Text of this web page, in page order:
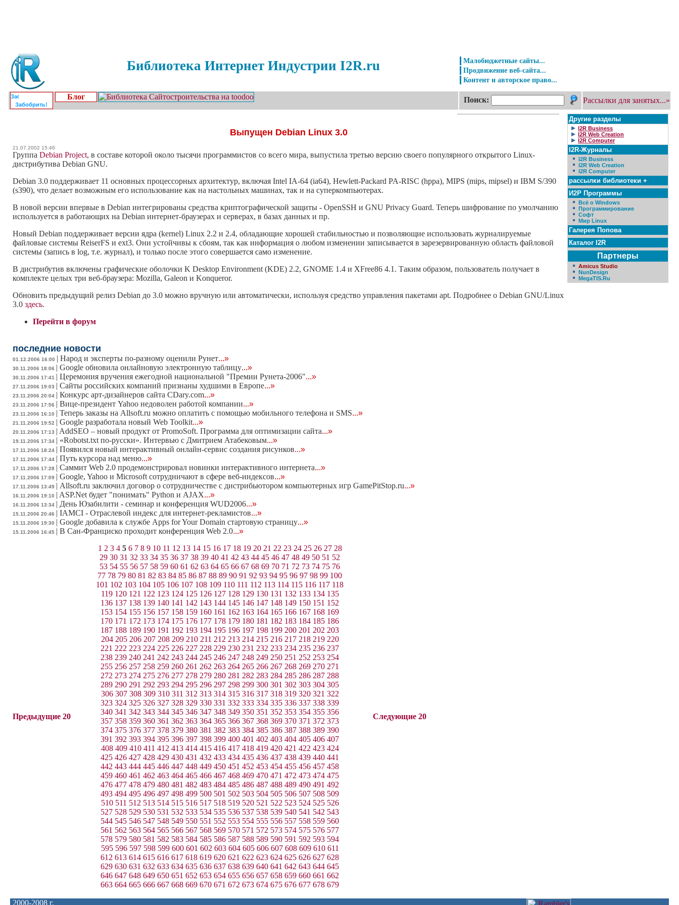
Библиотека Интернет Индустрии I2R.ru
Малобюджетные сайты...
Продвижение веб-сайта...
Контент и авторское право...
Забобрить!
Блог Поиск: Рассылки для занятых...»
Выпущен Debian Linux 3.0
21.07.2002 15:46
Группа Debian Project, в составе которой около тысячи программистов со всего мира, выпустила третью версию своего популярного открытого Linux-
дистрибутива Debian GNU.
Debian 3.0 поддерживает 11 основных процессорных архитектур, включая Intel IA-64 (ia64), Hewlett-Packard PA-RISC (hppa), MIPS (mips, mipsel) и IBM S/390
(s390), что делает возможным его использование как на настольных машинах, так и на суперкомпьютерах.
В новой версии впервые в Debian интегрированы средства криптографической защиты - OpenSSH и GNU Privacy Guard. Теперь шифрование по умолчанию
используется в работающих на Debian интернет-браузерах и серверах, в базах данных и пр.
Новый Debian поддерживает версии ядра (kernel) Linux 2.2 и 2.4, обладающие хорошей стабильностью и позволяющие использовать журналируемые
файловые системы ReiserFS и ext3. Они устойчивы к сбоям, так как информация о любом изменении записывается в зарезервированную область файловой
системы (запись в log, т.е. журнал), и только после этого совершается само изменение.
В дистрибутив включены графические оболочки K Desktop Environment (KDE) 2.2, GNOME 1.4 и XFree86 4.1. Таким образом, пользователь получает в
комплекте целых три веб-браузера: Mozilla, Galeon и Konqueror.
Обновить предыдущий релиз Debian до 3.0 можно вручную или автоматически, используя средство управления пакетами apt. Подробнее о Debian GNU/Linux
3.0 здесь.
Перейти в форум
последние новости
01.12.2006 16:00 | Народ и эксперты по-разному оценили Рунет...»
30.11.2006 18:06 | Google обновила онлайновую электронную таблицу...»
30.11.2006 17:41 | Церемония вручения ежегодной национальной "Премии Рунета-2006"...»
27.11.2006 19:03 | Сайты российских компаний признаны худшими в Европе...»
23.11.2006 20:04 | Конкурс арт-дизайнеров сайта CDary.com...»
23.11.2006 17:56 | Вице-президент Yahoo недоволен работой компании...»
23.11.2006 16:10 | Теперь заказы на Allsoft.ru можно оплатить с помощью мобильного телефона и SMS...»
21.11.2006 19:52 | Google разработала новый Web Toolkit...»
20.11.2006 17:13 | AddSEO – новый продукт от PromoSoft. Программа для оптимизации сайта...»
19.11.2006 17:34 | «Robotst.txt по-русски». Интервью с Дмитрием Атабековым...»
17.11.2006 18:24 | Появился новый интерактивный онлайн-сервис создания рисунков...»
17.11.2006 17:44 | Путь курсора над меню...»
17.11.2006 17:28 | Саммит Web 2.0 продемонстрировал новинки интерактивного интернета...»
17.11.2006 17:09 | Google, Yahoo и Microsoft сотрудничают в сфере веб-индексов...»
17.11.2006 13:49 | Allsoft.ru заключил договор о сотрудничестве с дистрибьютором компьютерных игр GamePitStop.ru...»
16.11.2006 19:10 | ASP.Net будет "понимать" Python и AJAX...»
16.11.2006 13:34 | День Юзабилити - семинар и конференция WUD2006...»
15.11.2006 20:46 | IAMCI - Отраслевой индекс для интернет-рекламистов...»
15.11.2006 19:30 | Google добавила к службе Apps for Your Domain стартовую страницу...»
15.11.2006 16:45 | В Сан-Франциско проходит конференция Web 2.0...»
Предыдущие 20
1 2 3 4 5 6 7 8 9 10 11 12 13 14 15 16 17 18 19 20 21 22 23 24 25 26 27 28
29 30 31 32 33 34 35 36 37 38 39 40 41 42 43 44 45 46 47 48 49 50 51 52
53 54 55 56 57 58 59 60 61 62 63 64 65 66 67 68 69 70 71 72 73 74 75 76
77 78 79 80 81 82 83 84 85 86 87 88 89 90 91 92 93 94 95 96 97 98 99 100
101 102 103 104 105 106 107 108 109 110 111 112 113 114 115 116 117 118
119 120 121 122 123 124 125 126 127 128 129 130 131 132 133 134 135
136 137 138 139 140 141 142 143 144 145 146 147 148 149 150 151 152
153 154 155 156 157 158 159 160 161 162 163 164 165 166 167 168 169
170 171 172 173 174 175 176 177 178 179 180 181 182 183 184 185 186
187 188 189 190 191 192 193 194 195 196 197 198 199 200 201 202 203
204 205 206 207 208 209 210 211 212 213 214 215 216 217 218 219 220
221 222 223 224 225 226 227 228 229 230 231 232 233 234 235 236 237
238 239 240 241 242 243 244 245 246 247 248 249 250 251 252 253 254
255 256 257 258 259 260 261 262 263 264 265 266 267 268 269 270 271
272 273 274 275 276 277 278 279 280 281 282 283 284 285 286 287 288
289 290 291 292 293 294 295 296 297 298 299 300 301 302 303 304 305
306 307 308 309 310 311 312 313 314 315 316 317 318 319 320 321 322
323 324 325 326 327 328 329 330 331 332 333 334 335 336 337 338 339
340 341 342 343 344 345 346 347 348 349 350 351 352 353 354 355 356
357 358 359 360 361 362 363 364 365 366 367 368 369 370 371 372 373
374 375 376 377 378 379 380 381 382 383 384 385 386 387 388 389 390
391 392 393 394 395 396 397 398 399 400 401 402 403 404 405 406 407
408 409 410 411 412 413 414 415 416 417 418 419 420 421 422 423 424
425 426 427 428 429 430 431 432 433 434 435 436 437 438 439 440 441
442 443 444 445 446 447 448 449 450 451 452 453 454 455 456 457 458
459 460 461 462 463 464 465 466 467 468 469 470 471 472 473 474 475
476 477 478 479 480 481 482 483 484 485 486 487 488 489 490 491 492
493 494 495 496 497 498 499 500 501 502 503 504 505 506 507 508 509
510 511 512 513 514 515 516 517 518 519 520 521 522 523 524 525 526
527 528 529 530 531 532 533 534 535 536 537 538 539 540 541 542 543
544 545 546 547 548 549 550 551 552 553 554 555 556 557 558 559 560
561 562 563 564 565 566 567 568 569 570 571 572 573 574 575 576 577
578 579 580 581 582 583 584 585 586 587 588 589 590 591 592 593 594
595 596 597 598 599 600 601 602 603 604 605 606 607 608 609 610 611
612 613 614 615 616 617 618 619 620 621 622 623 624 625 626 627 628
629 630 631 632 633 634 635 636 637 638 639 640 641 642 643 644 645
646 647 648 649 650 651 652 653 654 655 656 657 658 659 660 661 662
663 664 665 666 667 668 669 670 671 672 673 674 675 676 677 678 679
Следующие 20
Другие разделы
I2R Business
I2R Web Creation
I2R Computer
I2R-Журналы
I2R Business
I2R Web Creation
I2R Computer
рассылки библиотеки +
И2Р Программы
Всё о Windows
Программирование
Софт
Мир Linux
Галерея Попова
Каталог I2R
Партнеры
Amicus Studio
NunDesign
MegaTIS.Ru
2000-2008 г.